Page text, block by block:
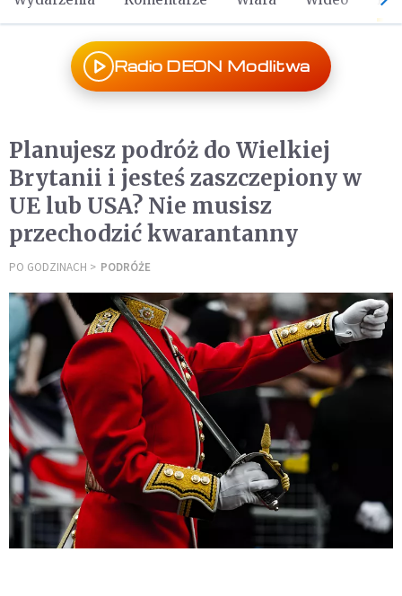
Radio DEON Modlitwa
Planujesz podróż do Wielkiej
Brytanii i jesteś zaszczepiony w
UE lub USA? Nie musisz
przechodzić kwarantanny
PO GODZINACH PODRÓŻE